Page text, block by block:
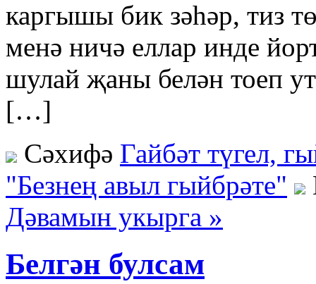
каргышы бик зәһәр, тиз
менә ничә еллар инде
шулай җаны белән тоеп
[…]
Сәхифә Гайбәт түгел,
"Безнең авыл гыйбрәте"
Дәвамын укырга »
Белгән булсам